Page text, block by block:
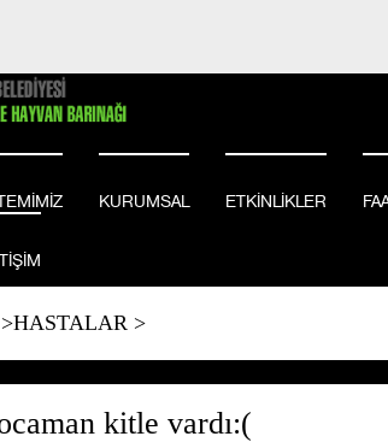
KURUMSAL ETKİNLİKLER
HASTALAR>
kitle vardı:(